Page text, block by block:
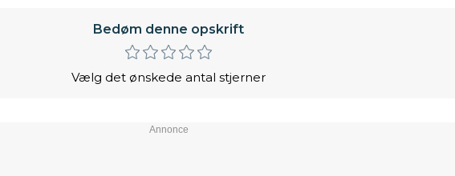
Bedøm denne opskrift
Vælg det ønskede antal stjerner